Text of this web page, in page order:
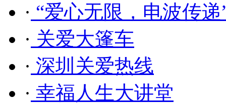
· “爱心无限，电波传
· 关爱大篷车
· 深圳关爱热线
· 幸福人生大讲堂